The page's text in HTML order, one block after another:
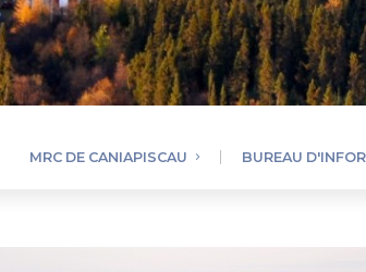
MRC DE CANIAPISCAU BUREAU